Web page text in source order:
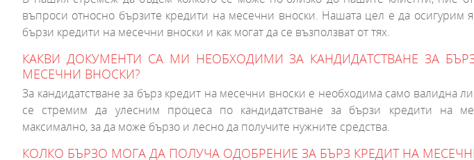
въпроси относно бързите кредити на месечни вноски. Нашата цел е да осигурим
бързи кредити на месечни вноски и как могат да се възползват от тях.
КАКВИ ДОКУМЕНТИ СА МИ НЕОБХОДИМИ ЗА КАНДИДАТСТВАНЕ ЗА
МЕСЕЧНИ ВНОСКИ?
За кандидатстване за бърз кредит на месечни вноски е необходима само валидна
се стремим да улесним процеса по кандидатстване за бързи кредити на
максимално, за да може бързо и лесно да получите нужните средства.
КОЛКО БЪРЗО МОГА ДА ПОЛУЧА ОДОБРЕНИЕ ЗА БЪРЗ КРЕДИТ НА